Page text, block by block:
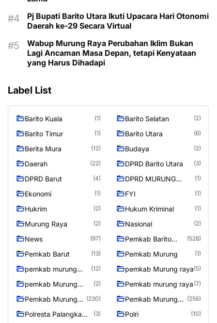
Pj Bupati Barito Utara Ikuti Upacara Hari Otonomi
Daerah ke-29 Secara Virtual
Wabup Murung Raya Perubahan Iklim Bukan
Lagi Ancaman Masa Depan, tetapi Kenyataan
yang Harus Dihadapi
Label List
Barito Kuala (1) Barito Selatan (2)
Barito Timur (1) Barito Utara (6)
Berita Mura (12) Budaya (2)
Daerah (22) DPRD Barito Utara (3)
DPRD Barut (4)
DPRD MURUNG
(1)
Ekonomi (1) FYI (1)
Hukrim (2) Hukum Kriminal (1)
Murung Raya (2) Nasional (2)
News (97)
Pemkab Barito
(528)
Pemkab Barut (13) Pemkab Murung (1)
pemkab murung
(12) pemkab Murung raya(5)
pemkab Murung
(2) Pemkab murung raya (7)
Pemkab Murung
(230)
Pemkab Murung
(256)
Polresta Palangka
(3) Polri (10)